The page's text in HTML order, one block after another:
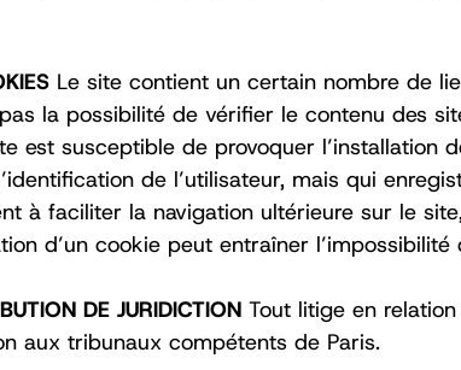
Le site contient un certain nombre de
la possibilité de vérifier le contenu des
est susceptible de provoquer l’installation
de l’utilisateur, mais qui
à faciliter la navigation ultérieure sur le
d’un cookie peut entraîner
DE JURIDICTION Tout litige en
aux tribunaux compétents de Paris.